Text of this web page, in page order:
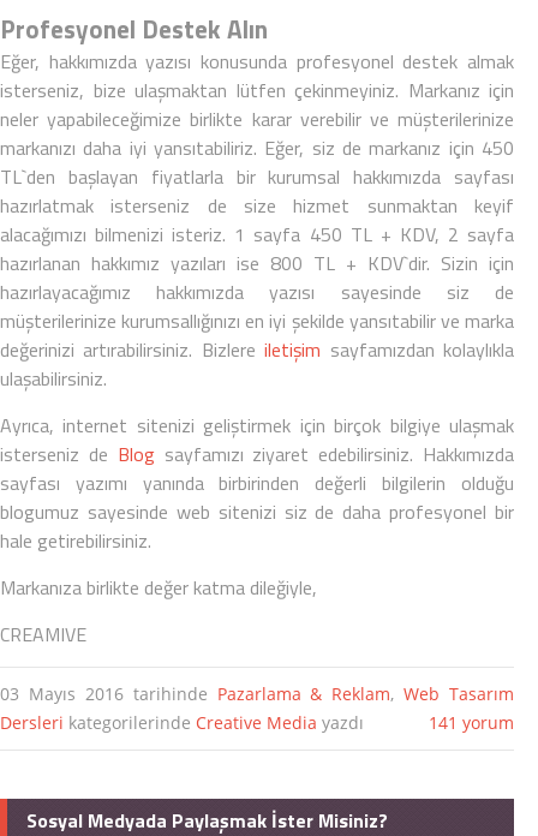
Profesyonel Destek Alın
Eğer, hakkımızda yazısı konusunda profesyonel destek almak
isterseniz, bize ulaşmaktan lütfen çekinmeyiniz. Markanız için
neler yapabileceğimize birlikte karar verebilir ve müşterilerinize
markanızı daha iyi yansıtabiliriz. Eğer, siz de markanız için 450
TL`den başlayan fiyatlarlabir kurumsal hakkımızda sayfası
hazırlatmak isterseniz de size hizmet sunmaktan keyif
alacağımızı bilmenizi isteriz. 1 sayfa 450 TL + KDV, 2 sayfa
hazırlanan hakkımız yazıları ise 800 TL + KDV`dir. Sizin için
hazırlayacağımız hakkımızda yazısı sayesinde siz de
müşterilerinize kurumsallığınızı en iyi şekilde yansıtabilir ve marka
değerinizi artırabilirsiniz. Bizlereiletişim sayfamızdan kolaylıkla
ulaşabilirsiniz.
Ayrıca, internet sitenizi geliştirmek için birçok bilgiye ulaşmak
isterseniz de Blogsayfamızı ziyaret edebilirsiniz. Hakkımızda
sayfası yazımı yanında birbirinden değerli bilgilerin olduğu
blogumuz sayesinde web sitenizi siz de daha profesyonel bir
hale getirebilirsiniz.
Markanıza birlikte değer katma dileğiyle,
CREAMIVE
03 Mayıs 2016 tarihinde Pazarlama & Reklam,Web Tasarım
Dersleri kategorilerinde Creative Media yazdı 141 yorum
Sosyal Medyada Paylaşmak İster Misiniz?